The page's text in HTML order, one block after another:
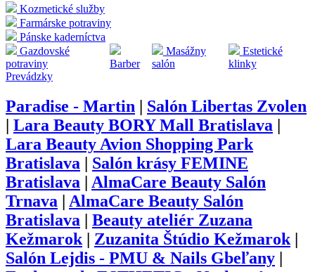
Kozmetické služby
Farmárske potraviny
Pánske kaderníctva
Gazdovské
potraviny
Barber
Masážny
salón
Estetické
klinky
Prevádzky
Paradise - Martin
Salón Libertas Zvolen
Lara Beauty BORY Mall Bratislava
Lara Beauty Avion Shopping Park
Bratislava
Salón krásy FEMINE
Bratislava
AlmaCare Beauty Salón
Trnava
AlmaCare Beauty Salón
Bratislava
Beauty ateliér Zuzana
Kežmarok| Zuzanita Štúdio Kežmarok|
Salón Lejdis - PMU & Nails Gbeľany